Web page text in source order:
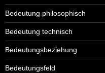
Bedeutung philosophisch
Bedeutung technisch
Bedeutungsbeziehung
Bedeutungsfeld